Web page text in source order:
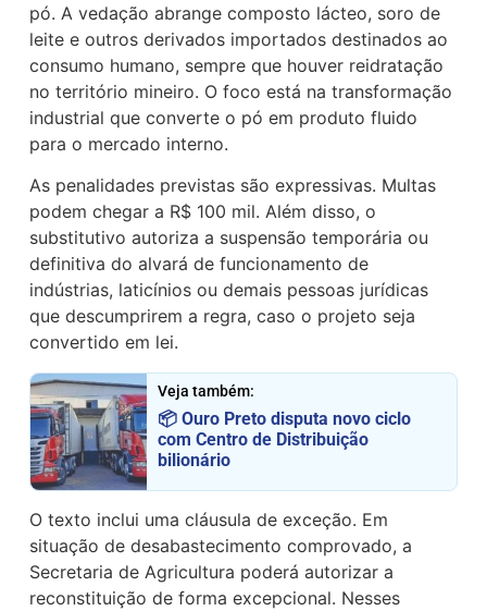
pó. A vedação abrange composto lácteo, soro de
leite e outros derivados importados destinados ao
consumo humano, sempre que houver reidratação
no território mineiro. O foco está na transformação
industrial que converte o pó em produto fluido
para o mercado interno.
As penalidades previstas são expressivas. Multas
podem chegar a R$ 100 mil. Além disso, o
substitutivo autoriza a suspensão temporária ou
definitiva do alvará de funcionamento de
indústrias, laticínios ou demais pessoas jurídicas
que descumprirem a regra, caso o projeto seja
convertido em lei.
Veja também:
📦 Ouro Preto disputa novo ciclo
com Centro de Distribuição
bilionário
O texto inclui uma cláusula de exceção. Em
situação de desabastecimento comprovado, a
Secretaria de Agricultura poderá autorizar a
reconstituição de forma excepcional. Nesses